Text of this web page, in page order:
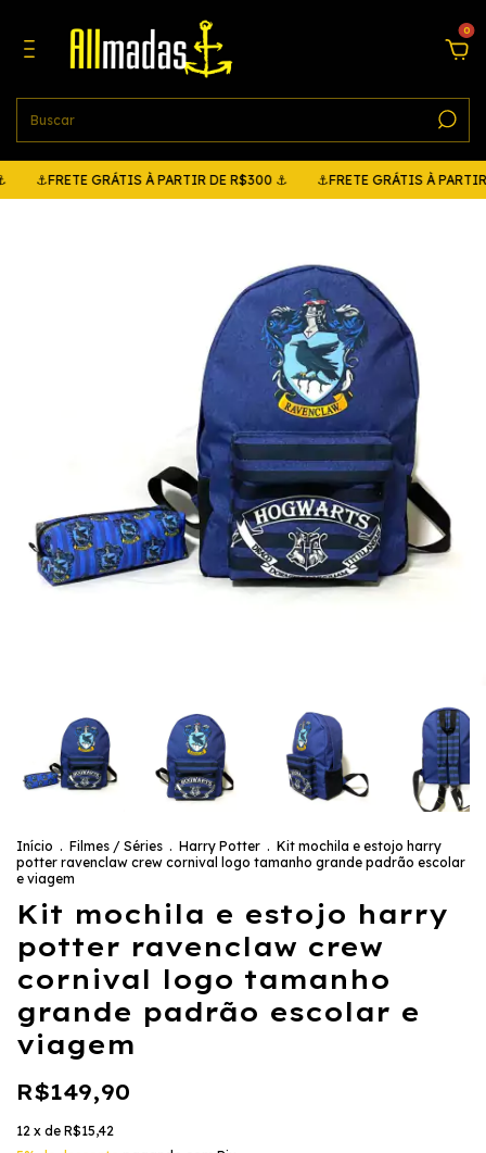
0
GRÁTIS À PARTIR DE R$300 ⚓ ⚓FRETE GRÁTIS À PARTIR DE
Início . Filmes / Séries . Harry Potter . Kit mochila e estojo harry
potter ravenclaw crew cornival logo tamanho grande padrão escolar
e viagem
Kit mochila e estojo harry
potter ravenclaw crew
cornival logo tamanho
grande padrão escolar e
viagem
R$149,90
12 x de R$15,42